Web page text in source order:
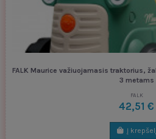
FALK Maurice važiuojamasis traktorius,
3 metams
FALK
42,51 €
Į